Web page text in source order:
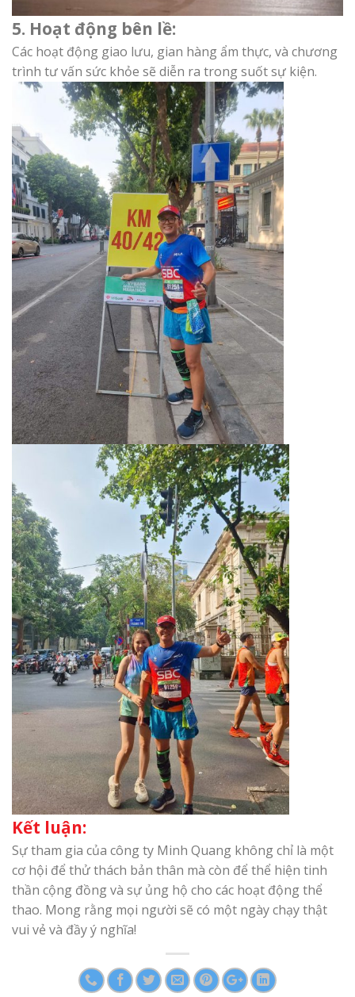
5. Hoạt động bên lề:
Các hoạt động giao lưu, gian hàng ẩm thực, và chương
trình tư vấn sức khỏe sẽ diễn ra trong suốt sự kiện.
Kết luận:
Sự tham gia của công ty Minh Quang không chỉ là một
cơ hội để thử thách bản thân mà còn để thể hiện tinh
thần cộng đồng và sự ủng hộ cho các hoạt động thể
thao. Mong rằng mọi người sẽ có một ngày chạy thật
vui vẻ và đầy ý nghĩa!